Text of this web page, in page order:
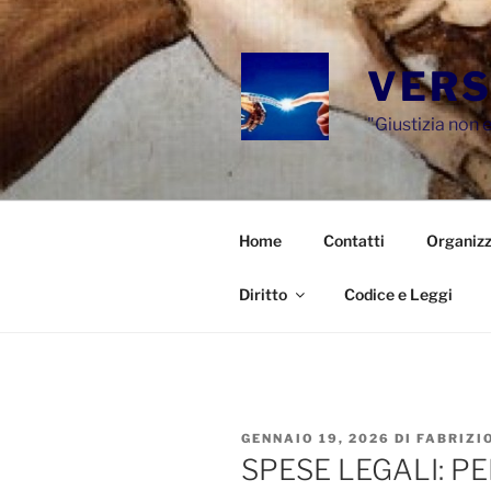
Salta
al
contenuto
"Giustizia non
Home Contatti
Diritto Codice e Leggi
PUBBLICATO
IL
GENNAIO 19, 2026 DI
SPESE LEGALI: